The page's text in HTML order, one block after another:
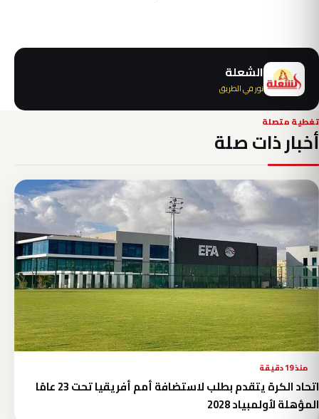
الشعلة
نور في الطريق
تغطية متصلة
أخبار ذات صلة
منذ 19 دقيقة
اتحاد الكرة يتقدم بطلب لاستضافة أمم أفريقيا تحت 23 عامًا
المؤهلة لأولمبياد 2028